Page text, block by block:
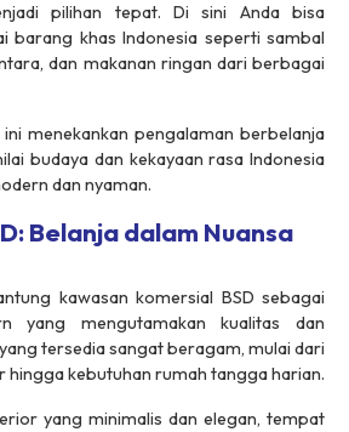
pilihan tepat. Di sini Anda bisa
barang khas Indonesia seperti sambal
dan makanan ringan dari berbagai
menekankan pengalaman berbelanja
budaya dan kekayaan rasa Indonesia
dan nyaman.
Belanja dalam Nuansa
kawasan komersial BSD sebagai
yang mengutamakan kualitas dan
tersedia sangat beragam, mulai dari
hingga kebutuhan rumah tangga harian.
yang minimalis dan elegan, tempat